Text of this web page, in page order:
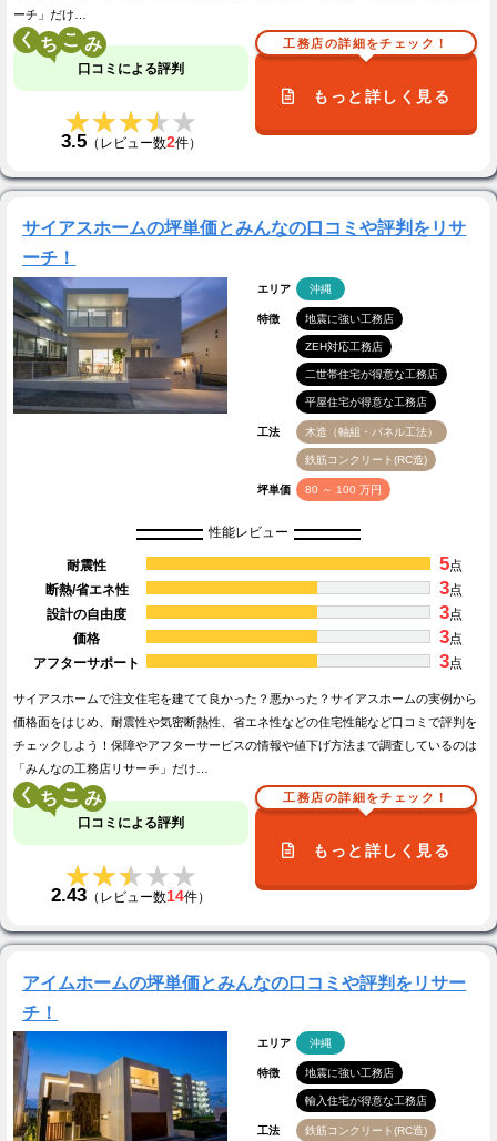
ーチ」だけ…
く こ
口コミによる評判
★★★★★
★★★★★
3.5（レビュー数2件）
工務店の詳細をチェック！
もっと詳しく見る
サイアスホームの坪単価とみんなの口コミや評判をリサ
ーチ！
エリア 沖縄
特徴 地震に強い工務店
ZEH対応工務店
二世帯住宅が得意な工務店
平屋住宅が得意な工務店
工法 木造（軸組・パネル工法）
鉄筋コンクリート(RC造)
坪単価 80 ～ 100 万円
性能レビュー
耐震性 5点
断熱/省エネ性
3点
設計の自由度
3点
価格
3点
アフターサポート
3点
サイアスホームで注文住宅を建てて良かった？悪かった？サイアスホームの実例から
価格面をはじめ、耐震性や気密断熱性、省エネ性などの住宅性能など口コミで評判を
チェックしよう！保障やアフターサービスの情報や値下げ方法まで調査しているのは
「みんなの工務店リサーチ」だけ…
く こ
口コミによる評判
★★★★★
★★★★★
2.43 （レビュー数14件）
工務店の詳細をチェック！
もっと詳しく見る
アイムホームの坪単価とみんなの口コミや評判をリサー
チ！
エリア 沖縄
特徴 地震に強い工務店
輸入住宅が得意な工務店
工法 鉄筋コンクリート(RC造)